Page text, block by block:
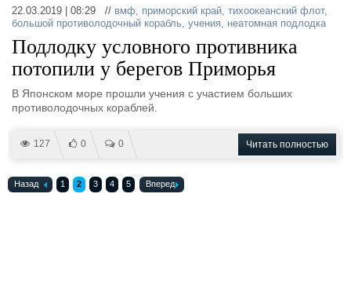
22.03.2019 | 08:29 // вмф, приморский край, тихоокеанский флот,
большой противолодочный корабль, учения, неатомная подлодка
Подлодку условного противника
потопили у берегов Приморья
В Японском море прошли учения с участием больших
противолодочных кораблей.
127 0 0 Читать полностью
Назад 1 2 3 4 5 Вперед